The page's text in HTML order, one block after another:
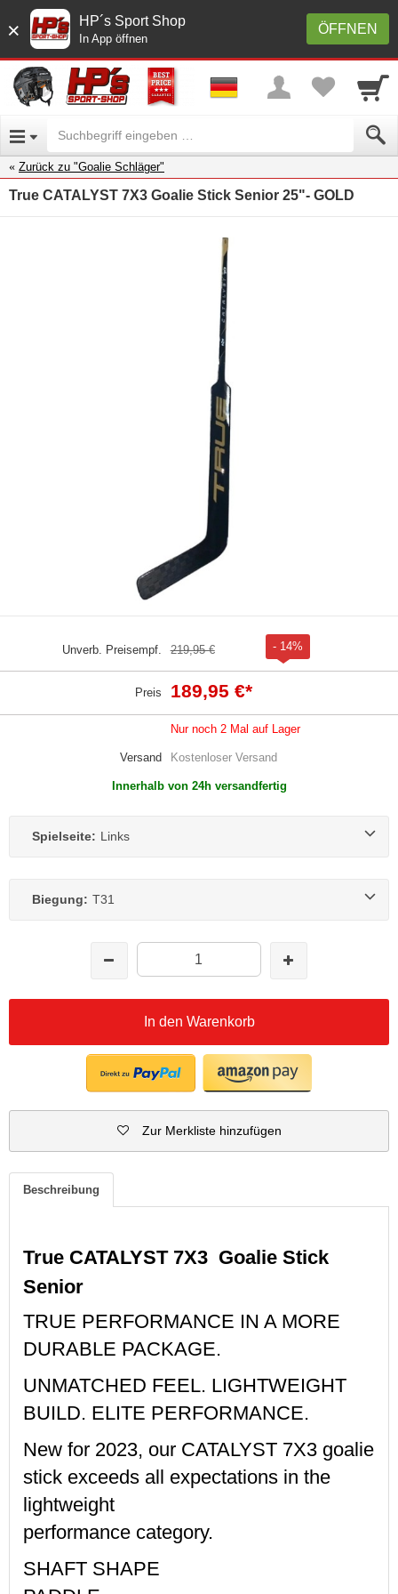
× ÖFFNEN
HP´s Sport Shop
In App öffnen
Zurück zu "Goalie Schläger"
True CATALYST 7X3 Goalie Stick Senior 25"- GOLD
Unverb. Preisempf. 219,95 € - 14%
Preis 189,95 €*
Nur noch 2 Mal auf Lager
Versand Kostenloser Versand
Innerhalb von 24h versandfertig
Spielseite: Links
Biegung: T31
In den Warenkorb
Zur Merkliste hinzufügen
Beschreibung
True CATALYST 7X3  Goalie Stick
Senior
TRUE PERFORMANCE IN A MORE
DURABLE PACKAGE.
UNMATCHED FEEL. LIGHTWEIGHT
BUILD. ELITE PERFORMANCE.
New for 2023, our CATALYST 7X3 goalie
stick exceeds all expectations in the
lightweight
performance category.
SHAFT SHAPE